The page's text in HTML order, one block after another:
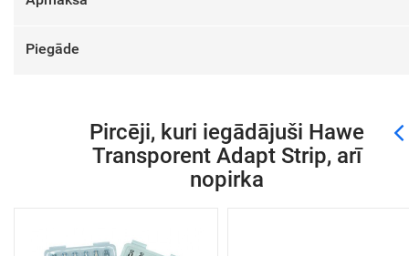
Piegāde
Pircēji, kuri iegādājuši Hawe
Transporent Adapt Strip, arī
nopirka